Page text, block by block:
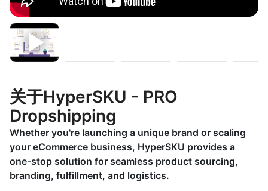
关于HyperSKU - PRO
Dropshipping
Whether you're launching a unique brand or scaling
your eCommerce business, HyperSKU provides a
one-stop solution for seamless product sourcing,
branding, fulfillment, and logistics.